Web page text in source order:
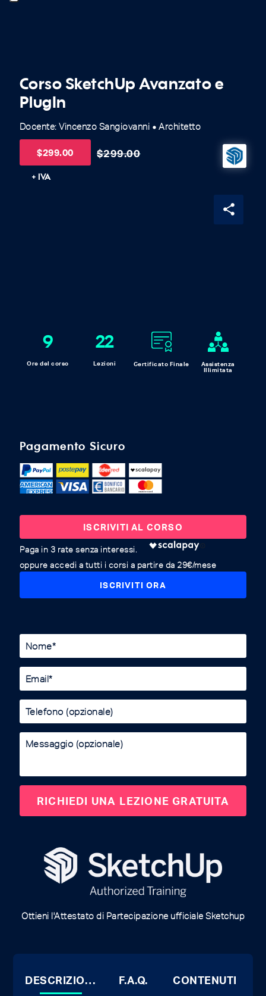
Corso SketchUp Avanzato e
PlugIn
Docente: Vincenzo Sangiovanni fiber_manual_record Architetto
$299.00
$299.00
+ IVA
share
9
Ore del corso
22
Lezioni Certificato Finale
Assistenza
Illimitata
Pagamento Sicuro
ISCRIVITI AL CORSO
oppure accedi a tutti i corsi a partire da 29€/mese
ISCRIVITI ORA
Ottieni l'Attestato di Partecipazione ufficiale Sketchup
DESCRIZIONE F.A.Q. CONTENUTI